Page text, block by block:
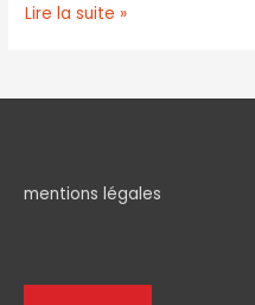
Lire la suite »
mentions légales